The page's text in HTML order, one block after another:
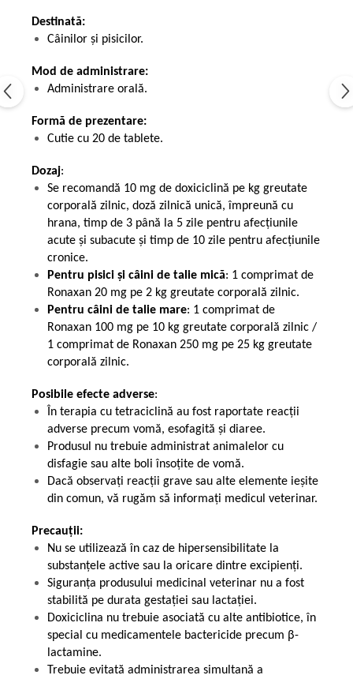
Destinată:
Câinilor și pisicilor.
Mod de administrare:
Administrare orală.
Formă de prezentare:
Cutie cu 20 de tablete.
Dozaj:
Se recomandă 10 mg de doxiciclină pe kg greutate
corporală zilnic, doză zilnică unică, împreună cu
hrana, timp de 3 până la 5 zile pentru afecțiunile
acute și subacute și timp de 10 zile pentru afecțiunile
cronice.
Pentru pisici și câini de talie mică: 1 comprimat de
Ronaxan 20 mg pe 2 kg greutate corporală zilnic.
Pentru câini de talie mare: 1 comprimat de
Ronaxan 100 mg pe 10 kg greutate corporală zilnic /
1 comprimat de Ronaxan 250 mg pe 25 kg greutate
corporală zilnic.
Posibile efecte adverse:
În terapia cu tetraciclină au fost raportate reacții
adverse precum vomă, esofagită și diaree.
Produsul nu trebuie administrat animalelor cu
disfagie sau alte boli însoțite de vomă.
Dacă observaţi reacţii grave sau alte elemente ieșite
din comun, vă rugăm să informați medicul veterinar.
Precauții:
Nu se utilizează în caz de hipersensibilitate la
substanţele active sau la oricare dintre excipienţi.
Siguranța produsului medicinal veterinar nu a fost
stabilită pe durata gestației sau lactației.
Doxiciclina nu trebuie asociată cu alte antibiotice, în
special cu medicamentele bactericide precum β-
lactamine.
Trebuie evitată administrarea simultană a